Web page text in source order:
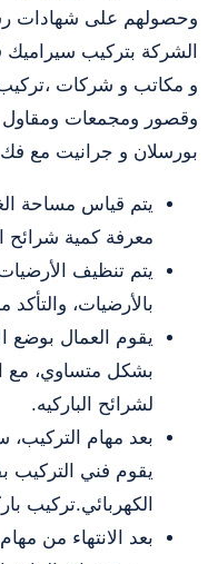
وحصولهم على شهادات
الشركة بتركيب
و مكاتب و شركات
وقصور ومجمعات ومقاول
بورسلان و جرانيت مع
يتم قياس مساحة
معرفة كمية شرائح
يتم تنظيف
بالأرضيات،
يقوم العمال بوضع
بشكل متساوي، مع
لشرائح الباركيه.
بعد مهام التركيب،
يقوم فني التركيب
الكهربائي.تركيب
بعد الانتهاء من